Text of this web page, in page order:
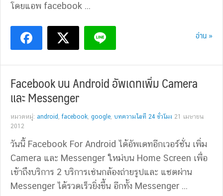
โดยแอพ facebook ...
อ่าน »
Facebook บน Android อัพเดทเพิ่ม Camera
และ Messenger
หมวดหมู่: android ,facebook, google, บทความไอที 24 ชั่วโมง 21 เมษายน
2012
วันนี้ Facebook For Android ได้อัพเดทอีกเวอร์ชั่น เพิ่ม
Camera และ Messenger ใหม่บน Home Screen เพื่อ
เข้าถึงบริการ 2 บริการเช่นกล้องถ่ายรูปและ แชตผ่าน
Messenger ได้รวดเร็วยิ่งขึ้น อีกทั้ง Messenger ...